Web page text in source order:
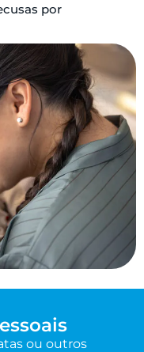
por
ou outros